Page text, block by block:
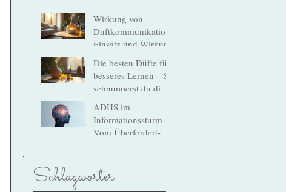
Wirkung von
Duftkommunikation:
Einsatz und Wirkung
Die besten Düfte für
besseres Lernen – So
schnupperst du dich
ADHS im
Informationssturm -
Vom Überfordert-
Schlagwörter